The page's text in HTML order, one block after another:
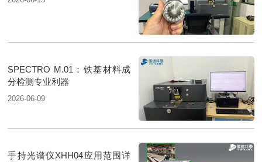
SPECTRO M.01：铁基材料成
分检测专业利器
2026-06-09
手持光谱仪XHH04应用范围详